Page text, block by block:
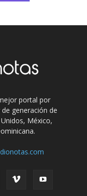
portal por
generación de
México,